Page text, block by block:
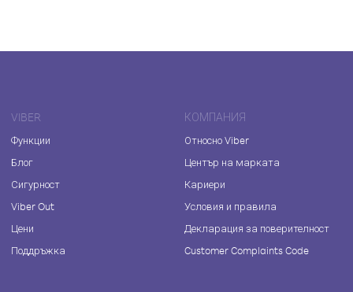
VIBER
Функции
Блог
Сигурност
Viber Out
Цени
Поддръжка
КОМПАНИЯ
Относно Viber
Център на марката
Кариери
Условия и правила
Декларация за поверителност
Customer Complaints Code